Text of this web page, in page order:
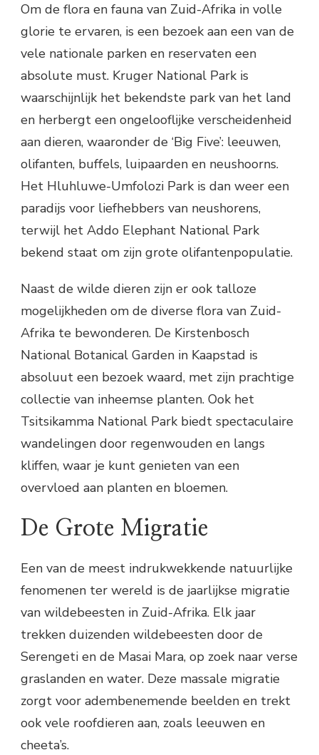
Om de flora en fauna van Zuid-Afrika in volle
glorie te ervaren, is een bezoek aan een van de
vele nationale parken en reservaten een
absolute must. Kruger National Park is
waarschijnlijk het bekendste park van het land
en herbergt een ongelooflijke verscheidenheid
aan dieren, waaronder de ‘Big Five’: leeuwen,
olifanten, buffels, luipaarden en neushoorns.
Het Hluhluwe-Umfolozi Park is dan weer een
paradijs voor liefhebbers van neushorens,
terwijl het Addo Elephant National Park
bekend staat om zijn grote olifantenpopulatie.
Naast de wilde dieren zijn er ook talloze
mogelijkheden om de diverse flora van Zuid-
Afrika te bewonderen. De Kirstenbosch
National Botanical Garden in Kaapstad is
absoluut een bezoek waard, met zijn prachtige
collectie van inheemse planten. Ook het
Tsitsikamma National Park biedt spectaculaire
wandelingen door regenwouden en langs
kliffen, waar je kunt genieten van een
overvloed aan planten en bloemen.
De Grote Migratie
Een van de meest indrukwekkende natuurlijke
fenomenen ter wereld is de jaarlijkse migratie
van wildebeesten in Zuid-Afrika. Elk jaar
trekken duizenden wildebeesten door de
Serengeti en de Masai Mara, op zoek naar verse
graslanden en water. Deze massale migratie
zorgt voor adembenemende beelden en trekt
ook vele roofdieren aan, zoals leeuwen en
cheeta’s.